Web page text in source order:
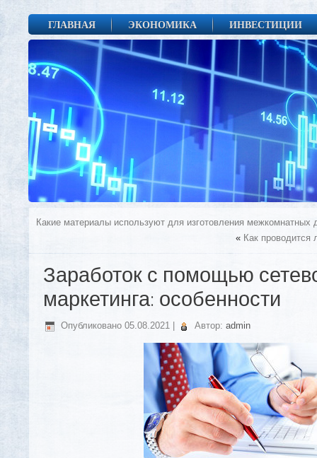
ГЛАВНАЯ ЭКОНОМИКА ИНВЕСТИЦИИ
Какие материалы используют для изготовления межкомнатных
« Как проводится
Заработок с помощью
маркетинга: особенности
Опубликовано 05.08.2021 Автор: admin